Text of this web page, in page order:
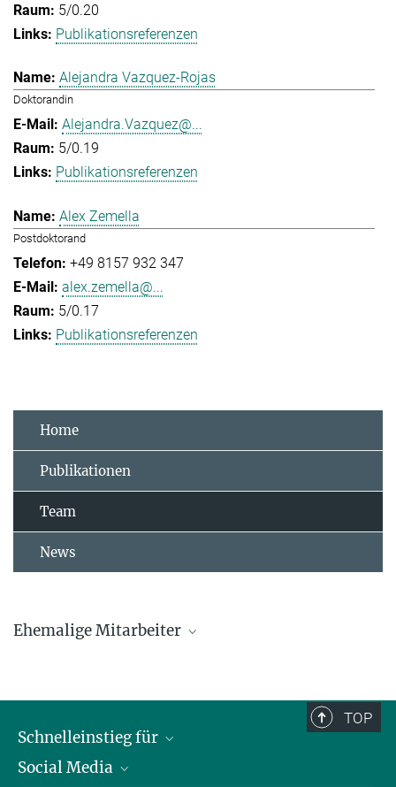
5/0.20
Publikationsreferenzen
Alejandra Vazquez-Rojas
Doktorandin
Alejandra.Vazquez@...
5/0.19
Publikationsreferenzen
Alex Zemella
Postdoktorand
+49 8157 932 347
alex.zemella@...
5/0.17
Publikationsreferenzen
Home
Publikationen
Team
News
Ehemalige Mitarbeiter
Jelena.Belojevic@...
Luke Eberhard-Hertel
TOP
Schnelleinstieg für
Journalist*innen
Social Media